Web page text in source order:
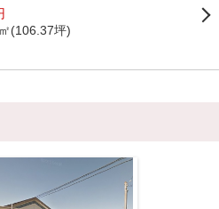
(106.37坪)